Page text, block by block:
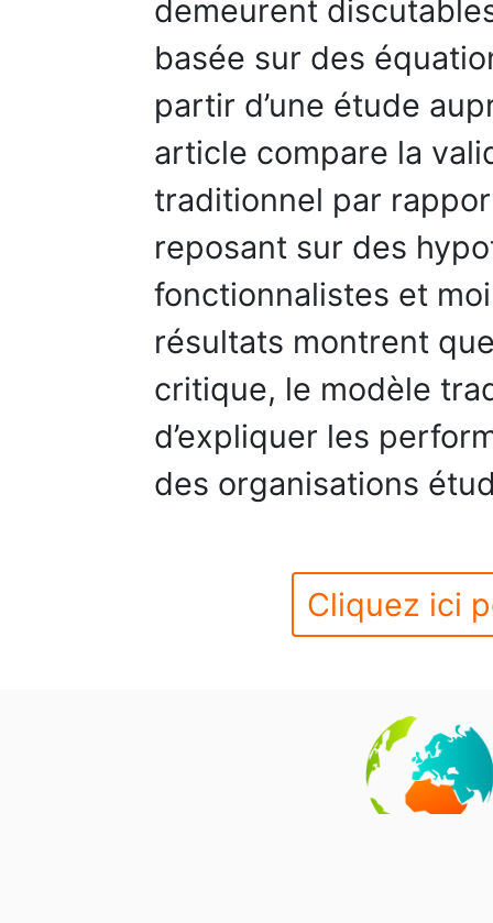
demeurent
basée sur des
partir d’une étude
article compare la
traditionnel par
reposant sur des
fonctionnalistes et
résultats montrent
critique, le modèle
d’expliquer les
des organisations
Cliquez ici